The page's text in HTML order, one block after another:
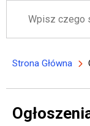
Ścieżka
Strona Główna